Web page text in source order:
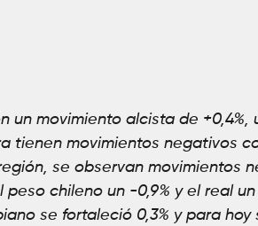
un movimiento alcista de +0,4%,
tienen movimientos negativos
se observan movimientos
peso chileno un -0,9% y el real
se fortaleció 0,3% y para